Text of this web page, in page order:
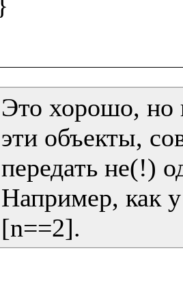
Это хорошо, но
эти объекты,
передать не(!)
Например, как
[n==2].